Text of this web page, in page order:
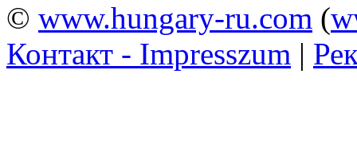
© www.hungary-ru.com (
Контакт - Impresszum |